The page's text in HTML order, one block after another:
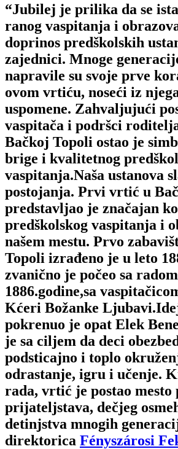
“Jubilej je prilika da se
ranog vaspitanja i
doprinos predškolskih
zajednici. Mnoge
napravile su svoje prve
ovom vrtiću, noseći iz
uspomene. Zahvaljujući
vaspitača i podršci
Bačkoj Topoli ostao je
brige i kvalitetnog
vaspitanja.Naša ustanova
postojanja. Prvi vrtić u
predstavljao je značajan
predškolskog vaspitanja i
našem mestu. Prvo
Topoli izrađeno je u leto
zvanično je počeo sa
1886.godine,sa
Kćeri Božanke
pokrenuo je opat Elek
je sa ciljem da deci
podsticajno i toplo
odrastanje, igru i učenje.
rada, vrtić je postao mesto
prijateljstava, dečjeg
detinjstva mnogih
direktorica Fényszárosi